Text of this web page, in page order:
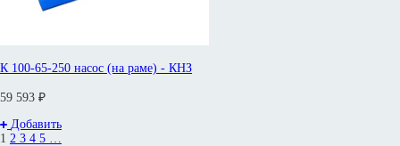
К 100-65-250 насос (на раме) - КНЗ
59 593 ₽
Добавить
1 2 3 4 5